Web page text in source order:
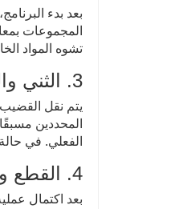
بعد بدء
المجموعات
تشوه المواد
3. الثني والتشكيل الذكي
يتم نقل القضيب
المحددين
الفعلي. في
4. القطع والتفريغ والإحصاء العددي
بعد اكتمال